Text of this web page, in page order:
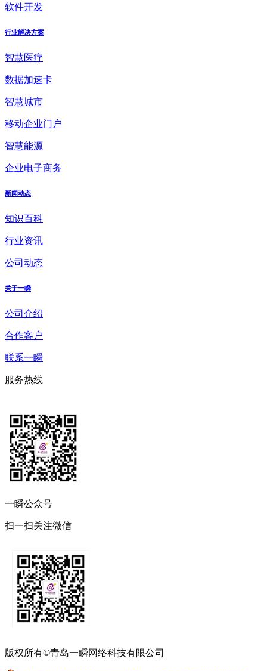
软件开发
行业解决方案
智慧医疗
数据加速卡
智慧城市
移动企业门户
智慧能源
企业电子商务
新闻动态
知识百科
行业资讯
公司动态
关于一瞬
公司介绍
合作客户
联系一瞬
服务热线
一瞬公众号
扫一扫关注微信
版权所有©青岛一瞬网络科技有限公司